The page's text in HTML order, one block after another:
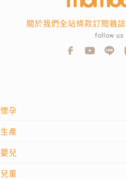
懷孕
生產
嬰兒
兒童
關於我們全站條款訂閱雜誌
follow us